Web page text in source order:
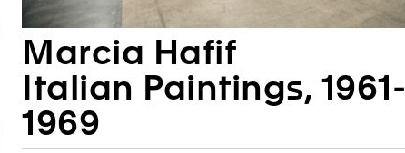
Marcia Hafif
Italian Paintings, 1961-
1969